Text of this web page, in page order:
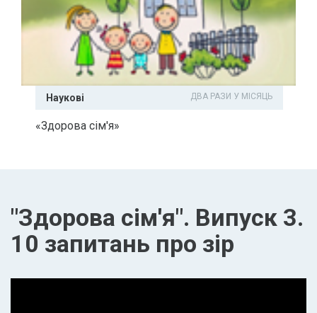
Наукові ДВА РАЗИ У МІСЯЦЬ
«Здорова сім'я»
"Здорова сім'я". Випуск 3.
10 запитань про зір